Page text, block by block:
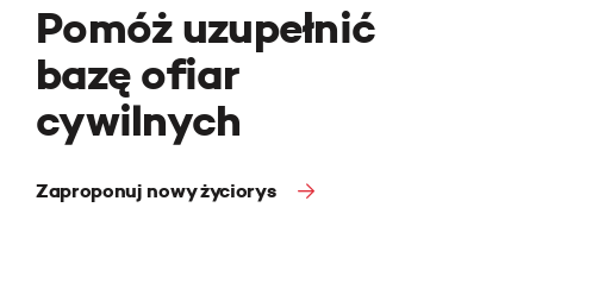
Pomóż uzupełnić
bazę ofiar
cywilnych
Zaproponuj nowy życiorys